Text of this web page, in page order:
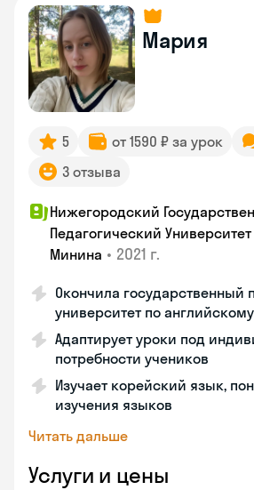
Мария
5 от 1590 ₽ за урок
3 отзыва
Нижегородский
Педагогический
Минина • 2021 г.
Окончила государственный
университет по
Адаптирует уроки под
потребности учеников
Изучает корейский язык,
изучения языков
Читать дальше
Услуги и цены